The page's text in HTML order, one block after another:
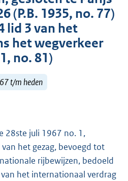
(P.B. 1935, no. 77)
lid 3 van het
het wegverkeer
no. 81)
t/m heden
28ste juli 1967 no. 1,
het gezag, bevoegd tot
rijbewijzen, bedoeld
het internationaal verdrag